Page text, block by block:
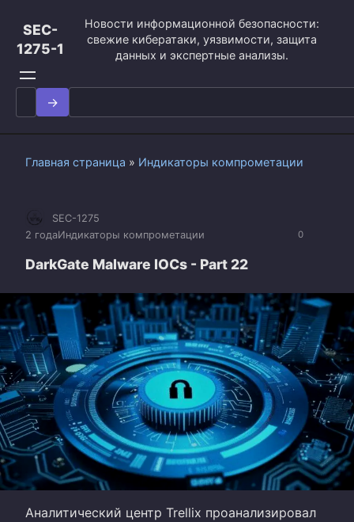
контенту
SEC-
1275-1
Новости информационной безопасности:
свежие кибератаки, уязвимости, защита
данных и экспертные анализы.
Search
for:
Главная страница » Индикаторы компрометации
0
SEC-1275
2 годаИндикаторы компрометации
DarkGate Malware IOCs - Part 22
Аналитический центр Trellix проанализировал